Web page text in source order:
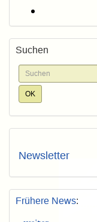
Suchen
Newsletter
Frühere News: